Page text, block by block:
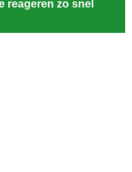
reageren zo snel